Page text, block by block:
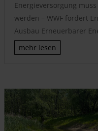
Energieversorgung
werden – WWF fordert
Ausbau Erneuerbarer
mehr lesen